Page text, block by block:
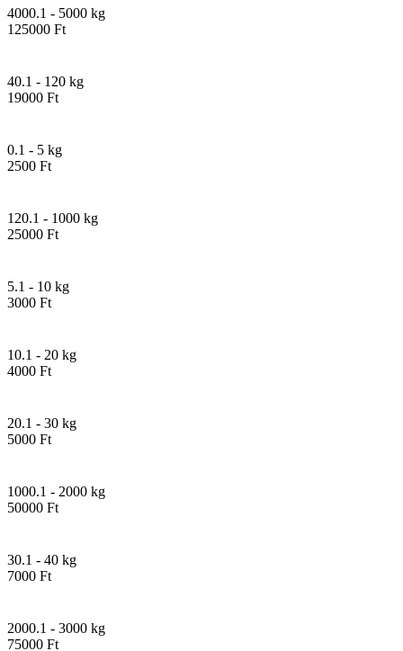
4000.1 - 5000 kg
125000 Ft
40.1 - 120 kg
19000 Ft
0.1 - 5 kg
2500 Ft
120.1 - 1000 kg
25000 Ft
5.1 - 10 kg
3000 Ft
10.1 - 20 kg
4000 Ft
20.1 - 30 kg
5000 Ft
1000.1 - 2000 kg
50000 Ft
30.1 - 40 kg
7000 Ft
2000.1 - 3000 kg
75000 Ft